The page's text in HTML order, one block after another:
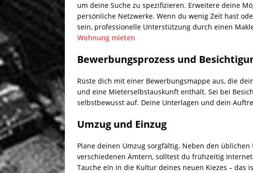
um deine Suche zu spezifizieren. Erweitere deine
persönliche Netzwerke. Wenn du wenig Zeit hast
sein, professionelle Unterstützung durch einen
Wohnung mieten
Bewerbungsprozess und
Rüste dich mit einer Bewerbungsmappe aus, die
und eine Mieterselbstauskunft enthält. Sei bei
selbstbewusst auf. Deine Unterlagen und dein
Umzug und Einzug
Plane deinen Umzug sorgfältig. Neben den
verschiedenen Ämtern, solltest du frühzeitig
Tauche ein in die Kultur deines neuen Kiezes – das